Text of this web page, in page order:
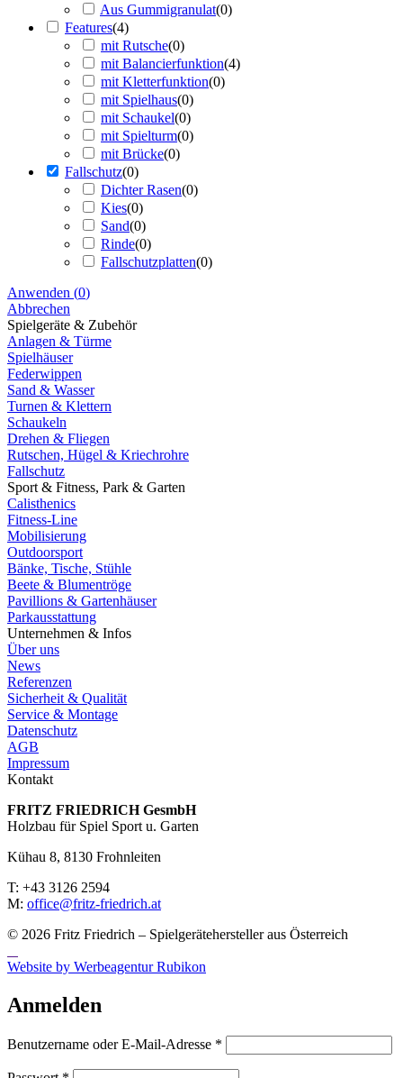
Aus Gummigranulat(0)
Features(4)
mit Rutsche(0)
mit Balancierfunktion(4)
mit Kletterfunktion(0)
mit Spielhaus(0)
mit Schaukel(0)
mit Spielturm(0)
mit Brücke(0)
Fallschutz(0)
Dichter Rasen(0)
Kies(0)
Sand(0)
Rinde(0)
Fallschutzplatten(0)
Anwenden (0)
Abbrechen
Spielgeräte & Zubehör
Anlagen & Türme
Spielhäuser
Federwippen
Sand & Wasser
Turnen & Klettern
Schaukeln
Drehen & Fliegen
Rutschen, Hügel & Kriechrohre
Fallschutz
Sport & Fitness, Park & Garten
Calisthenics
Fitness-Line
Mobilisierung
Outdoorsport
Bänke, Tische, Stühle
Beete & Blumentröge
Pavillions & Gartenhäuser
Parkausstattung
Unternehmen & Infos
Über uns
News
Referenzen
Sicherheit & Qualität
Service & Montage
Datenschutz
AGB
Impressum
Kontakt
FRITZ FRIED­RICH GesmbH
Holzbau für Spiel Sport u. Garten
Kühau 8, 8130 Frohn­leiten
T: +43 3126 2594
M: office@fritz-fried­rich.at
© 2026 Fritz Friedrich – Spielgerätehersteller aus Österreich
Website by Werbeagentur Rubikon
Anmelden
Benutzername oder E-Mail-Adresse *